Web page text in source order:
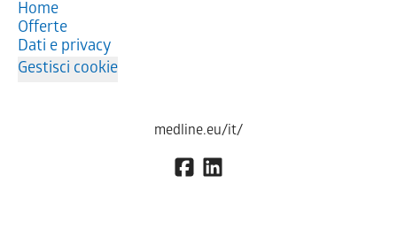
Home
Offerte
Dati e privacy
Gestisci cookie
medline.eu/it/